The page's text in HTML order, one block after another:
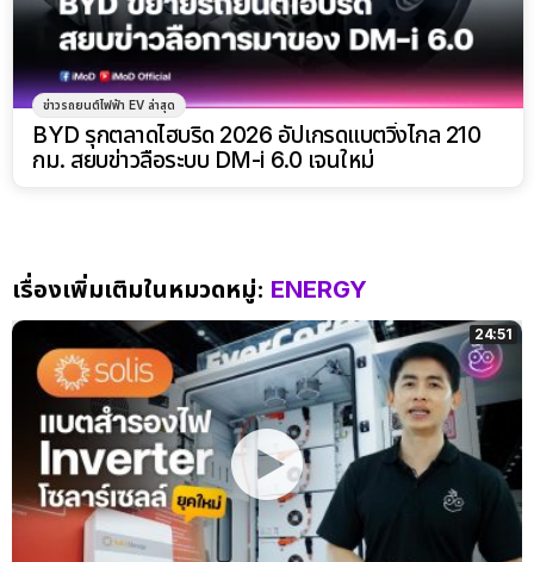
ข่าวรถยนต์ไฟฟ้า EV ล่าสุด
BYD รุกตลาดไฮบริด 2026 อัปเกรดแบตวิ่งไกล 210
กม. สยบข่าวลือระบบ DM-i 6.0 เจนใหม่
เรื่องเพิ่มเติมในหมวดหมู่: ENERGY
24:51